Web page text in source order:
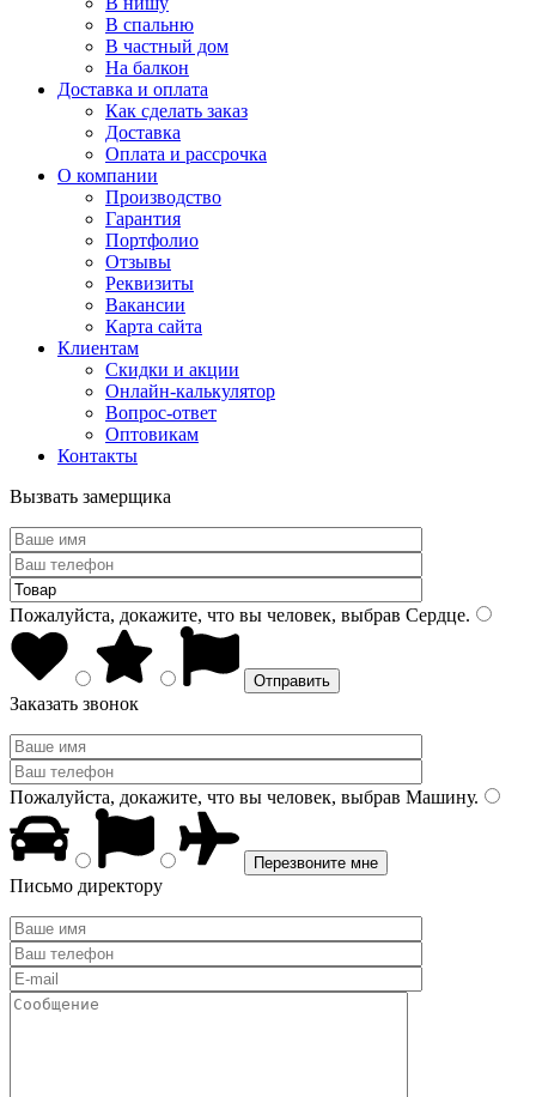
В спальню
В частный дом
На балкон
Доставка и оплата
Как сделать заказ
Доставка
Оплата и рассрочка
О компании
Производство
Гарантия
Портфолио
Отзывы
Реквизиты
Вакансии
Карта сайта
Клиентам
Скидки и акции
Онлайн-калькулятор
Вопрос-ответ
Оптовикам
Контакты
Вызвать замерщика
Пожалуйста, докажите, что вы человек, выбрав Сердце.
Заказать звонок
Пожалуйста, докажите, что вы человек, выбрав Машину.
Письмо директору